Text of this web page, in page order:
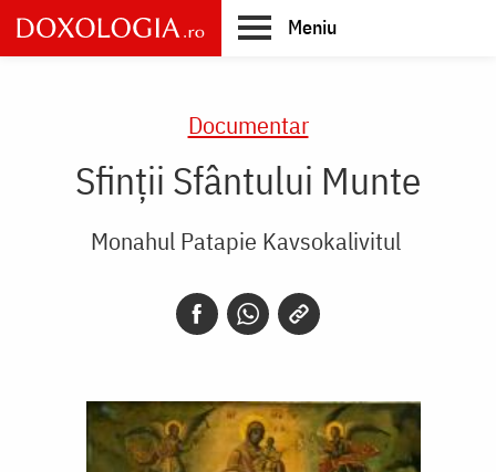
Skip
to
main
Meniu
Documentar
Sfinții Sfântului Munte
Monahul Patapie Kavsokalivitul